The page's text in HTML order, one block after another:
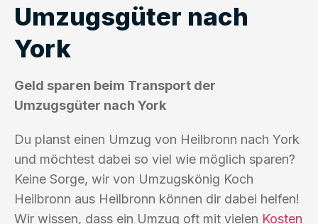
Umzugsgüter nach
York
Geld sparen beim Transport der
Umzugsgüter nach York
Du planst einen Umzug von Heilbronn nach York
und möchtest dabei so viel wie möglich sparen?
Keine Sorge, wir von Umzugskönig Koch
Heilbronn aus Heilbronn können dir dabei helfen!
Wir wissen, dass ein Umzug oft mit vielen Kosten